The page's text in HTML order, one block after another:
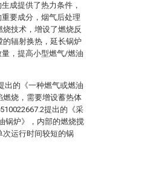
成提供了热力条件，
要成分，烟气后处理
技术，增设了燃烧反
的辐射换热，延长锅炉
，提高小型燃气/燃油
出的《一种燃气或燃油
烧，需要增设蓄热体
提出的《采
锅炉》，内部的燃烧搅
次运行时间较短的锅